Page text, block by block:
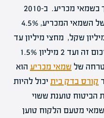
להוריד את העלויות, ולכן יש צורך בשמאי מכריע. ב-2010
יצאו תקנות הקובעות את הרווח של השמאי המכריע, 4.5%
שקל, מחצי מיליון עד
מיליון שקל 3% מהסכום ומעל סכום זה ועד 2 מיליון 1.5%
של שמאי מכריע הוא
קורס בדק בית יכול להיות
הביטוח טוענת ששוי
מטעם הלקוח טוען